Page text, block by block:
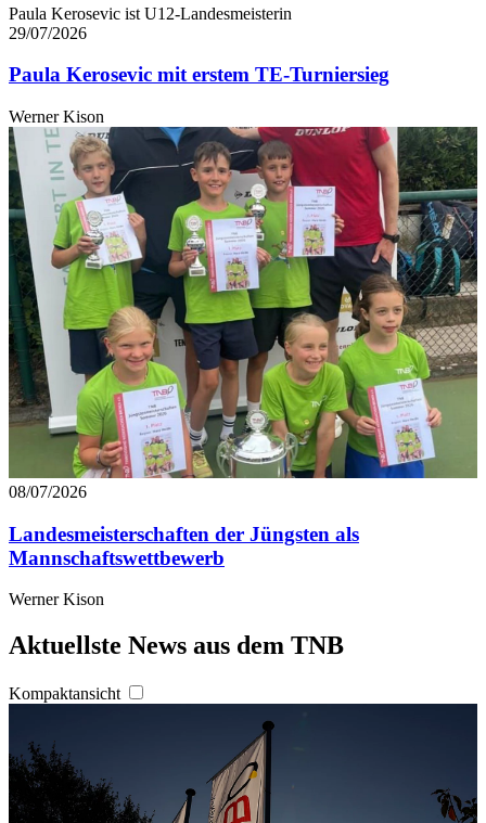
Paula Kerosevic ist U12-Landesmeisterin
29/07/2026
Paula Kerosevic mit erstem TE-Turniersieg
Werner Kison
08/07/2026
Landesmeisterschaften der Jüngsten als
Mannschaftswettbewerb
Werner Kison
Aktuellste News aus dem TNB
Kompaktansicht